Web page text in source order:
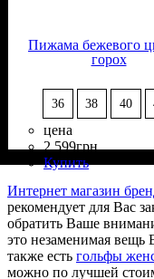
Пижама бежевого
горох
36 38 40
цена
2 599грн
Купить
Состав ткани
Вискоза, 50%
Крой: прямой,
Длина: классическая
Стиль: casual
Интернет магазин
рекомендует для Вас
обратить Ваше
это незаменимая вещь
также есть гольфы
можно по лучшей